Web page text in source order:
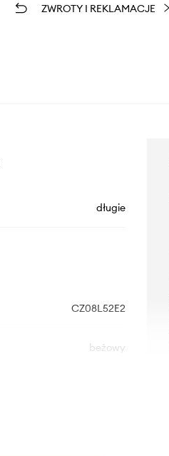
ZWROTY I REKLAMACJE
długie
CZ08L52E2
beżowy